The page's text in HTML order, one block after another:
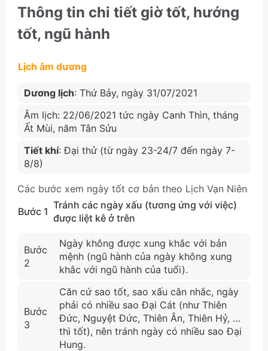
Thông tin chi tiết giờ tốt, hướng
tốt, ngũ hành
Lịch âm dương
Dương lịch: Thứ Bảy, ngày 31/07/2021
Âm lịch: 22/06/2021 tức ngày Canh Thìn, tháng
Ất Mùi, năm Tân Sửu
Tiết khí: Đại thử (từ ngày 23-24/7 đến ngày 7-
8/8)
Các bước xem ngày tốt cơ bản theo Lịch Vạn Niên
Bước 1
Tránh các ngày xấu (tương ứng với việc)
được liệt kê ở trên
Bước
2
Ngày không được xung khắc với bản
mệnh (ngũ hành của ngày không xung
khắc với ngũ hành của tuổi).
Bước
3
Căn cứ sao tốt, sao xấu cân nhắc, ngày
phải có nhiều sao Đại Cát (như Thiên
Đức, Nguyệt Đức, Thiên Ân, Thiên Hỷ, …
thì tốt), nên tránh ngày có nhiều sao Đại
Hung.